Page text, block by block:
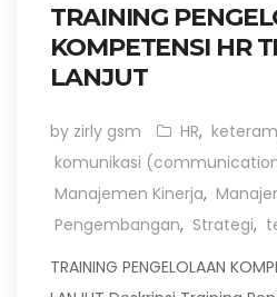
TRAINING
KOMPETENSI HR
LANJUT
by zirly gsm HR,
komunikasi
Manajemen Kinerja,
Pengembangan, Strategi,
TRAINING PENGELOLAAN